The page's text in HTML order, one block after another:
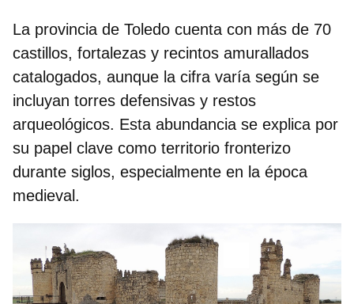
La provincia de Toledo cuenta con más de 70
castillos, fortalezas y recintos amurallados
catalogados, aunque la cifra varía según se
incluyan torres defensivas y restos
arqueológicos. Esta abundancia se explica por
su papel clave como territorio fronterizo
durante siglos, especialmente en la época
medieval.